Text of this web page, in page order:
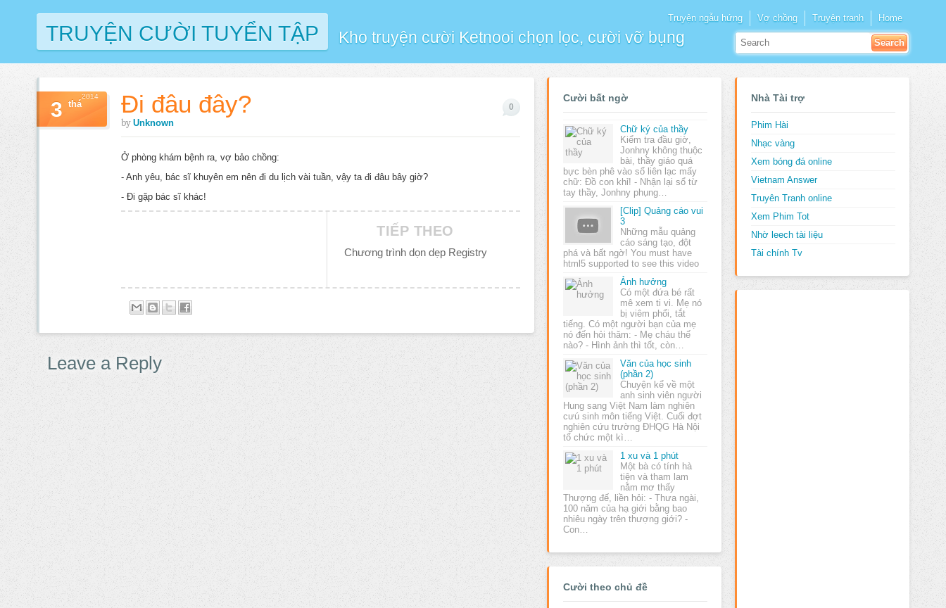
TRUYỆN CƯỜI TUYỂN TẬP Kho truyện cười Ketnooi chọn lọc, cười vỡ bụng
Truyện ngẫu hứng Vợ chồng Truyện tranh Home
Đi đâu đây?
by Unknown
3 thá
2014
0
Ở phòng khám bệnh ra, vợ bảo chồng:
- Anh yêu, bác sĩ khuyên em nên đi du lịch vài tuần, vậy ta đi đâu bây giờ?
- Đi gặp bác sĩ khác!
TIẾP THEO
Chương trình dọn dẹp Registry
Leave a Reply
Cười bất ngờ
Chữ ký của thầy
Kiểm tra đầu giờ,
Jonhny không thuộc
bài, thầy giáo quá
bực bèn phê vào sổ liên lạc mấy
chữ: Đồ con khỉ! - Nhận lại sổ từ
tay thầy, Jonhny phụng…
[Clip] Quảng cáo vui
3
Những mẫu quảng
cáo sáng tạo, đột
phá và bất ngờ! You must have
html5 supported to see this video
Ảnh hưởng
Có một đứa bé rất
mê xem ti vi. Mẹ nó
bị viêm phổi, tắt
tiếng. Có một người bạn của mẹ
nó đến hỏi thăm: - Mẹ cháu thế
nào? - Hình ảnh thì tốt, còn…
Văn của học sinh
(phần 2)
Chuyện kể về một
anh sinh viên người
Hung sang Việt Nam làm nghiên
cưú sinh môn tiếng Việt. Cuối đợt
nghiên cứu trường ÐHQG Hà Nội
tổ chức một kì…
1 xu và 1 phút
Một bà có tính hà
tiện và tham lam
nằm mơ thấy
Thượng đế, liền hỏi: - Thưa ngài,
100 năm của hạ giới bằng bao
nhiêu ngày trên thượng giới? -
Con…
Cười theo chủ đề
Nhà Tài trợ
Phim Hài
Nhạc vàng
Xem bóng đá online
Vietnam Answer
Truyên Tranh online
Xem Phim Tot
Nhờ leech tài liệu
Tài chính Tv